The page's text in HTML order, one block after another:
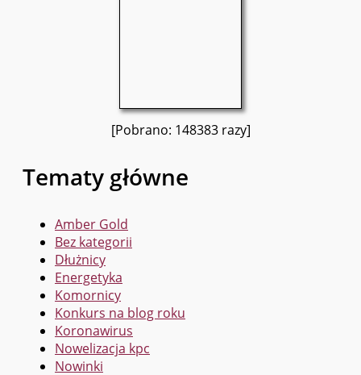
[Pobrano: 148383 razy]
Tematy główne
Amber Gold
Bez kategorii
Dłużnicy
Energetyka
Komornicy
Konkurs na blog roku
Koronawirus
Nowelizacja kpc
Nowinki